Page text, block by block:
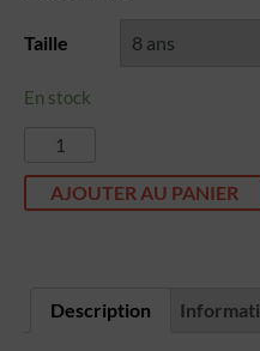
Taille
En stock
quantité
Tenue
Barjots
AJOUTER AU PANIER
Description